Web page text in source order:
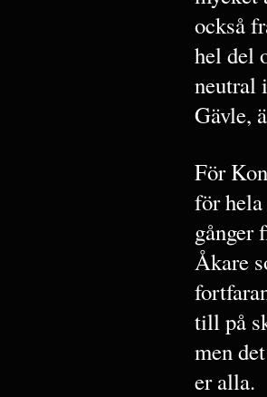
också
hel del
neutral
Gävle,
För
för
gånger
Åkare
till på
men
er alla.